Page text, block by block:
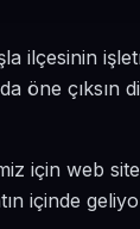
ilçesinin
öne
için web
içinde